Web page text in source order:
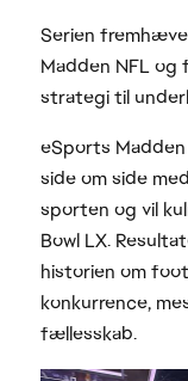
Serien
Madden NFL
strategi til
eSports
side om side
sporten og vil
Bowl LX.
historien om
konkurrence,
fællesskab.